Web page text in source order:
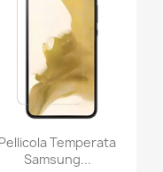
Pellicola Temperata
Samsung...